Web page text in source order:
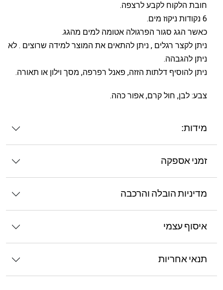
חובת הלקוח לקבע לרצפה.
6 נקודות ניקוז מים.
כאשר הגג סגור הפרגולה אטומה למים מהגג.
ניתן לקצר רגלים , ניתן להתאים את המוצר למידה שרוצים . לא
ניתן להגבהה.
ניתן להוסיף דלתות הזזה, פאנל רפרפה, מסך וילון או תאורה.
צבע: לבן, חול קרם, אפור כהה.
מידות:
זמני אספקה
מדיניות הובלה והרכבה
איסוף עצמי
תנאי אחריות